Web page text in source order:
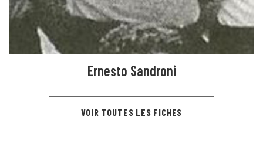
Ernesto Sandroni
VOIR TOUTES LES FICHES